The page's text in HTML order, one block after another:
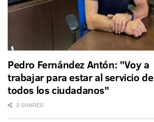
Pedro Fernández Antón: "Voy a
trabajar para estar al servicio de
todos los ciudadanos"
0 SHARES